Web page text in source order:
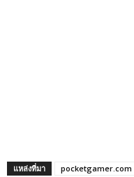
แหล่งที่มา
pocketgamer.com